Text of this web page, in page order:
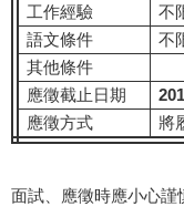
工作經驗
不
語文條件
不
其他條件
應徵截止日期
應徵方式
將
面試、應徵時應小心謹